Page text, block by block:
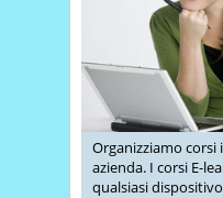
Organizziamo corsi
azienda. I corsi E-
qualsiasi